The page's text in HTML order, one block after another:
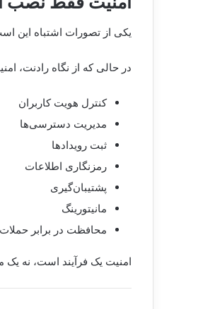
یکی از تصورات اشتباه این
در حالی که از نگاه رادنت،
کنترل هویت کاربران
مدیریت دسترسی‌ها
ثبت رویدادها
رمزنگاری اطلاعات
پشتیبان‌گیری
مانیتورینگ
محافظت در برابر حملات
امنیت یک فرآیند است، نه